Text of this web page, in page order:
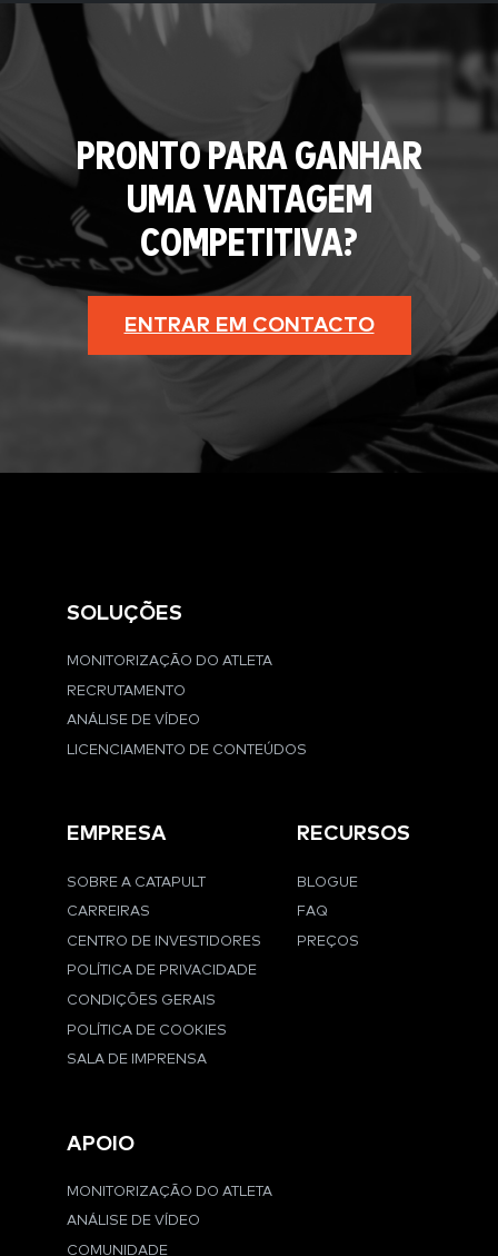
PRONTO PARA GANHAR
UMA VANTAGEM
COMPETITIVA?
ENTRAR EM CONTACTO
SOLUÇÕES
MONITORIZAÇÃO DO ATLETA
RECRUTAMENTO
ANÁLISE DE VÍDEO
LICENCIAMENTO DE CONTEÚDOS
EMPRESA
SOBRE A CATAPULT
CARREIRAS
CENTRO DE INVESTIDORES
POLÍTICA DE PRIVACIDADE
CONDIÇÕES GERAIS
POLÍTICA DE COOKIES
SALA DE IMPRENSA
RECURSOS
BLOGUE
FAQ
PREÇOS
APOIO
MONITORIZAÇÃO DO ATLETA
ANÁLISE DE VÍDEO
COMUNIDADE